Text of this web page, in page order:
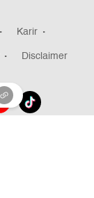
Karir
Disclaimer